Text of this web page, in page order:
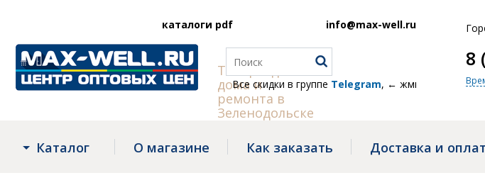
Товары для
дома и
ремонта в
Зеленодольске
каталоги pdf info@max-well.ru
Все скидки в группе Telegram, ← жми!
8
Каталог О магазине Как заказать Доставка и